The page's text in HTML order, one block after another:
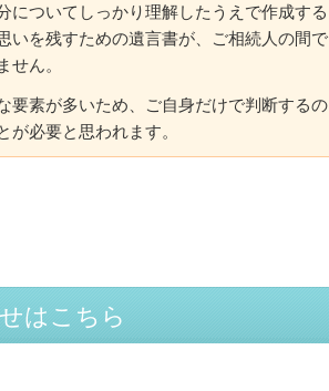
についてしっかり理解したうえで作成する
いを残すための遺言書が、ご相続人の間で
せん。
要素が多いため、ご自身だけで判断するの
必要と思われます。
はこちら